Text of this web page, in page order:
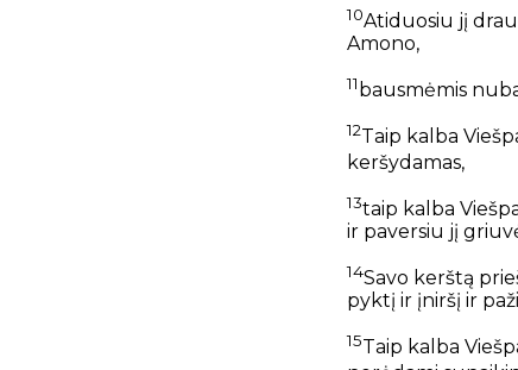
10Atiduosiu jį
Amono,
11bausmėmis
12Taip kalba
keršydamas,
13taip kalba
ir paversiu jį
14Savo kerštą
pyktį ir įniršį ir
15Taip kalba